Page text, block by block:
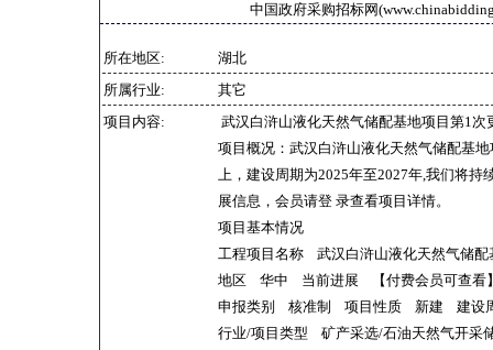
中国政府采购招标网
所在地区:
湖北
所属行业:
其它
项目内容:
武汉白浒山液化天然气储配基地项目第1次
项目概况：武汉白浒山液化天然气储配基
上，建设周期为2025年至2027年,我们将
展信息，会员请登 录查看项目详情。
项目基本情况
工程项目名称 武汉白浒山液化天然气储
地区 华中 当前进展 【付费会员可查看
申报类别 核准制 项目性质 新建 建设
行业/项目类型 矿产采选/石油天然气开采